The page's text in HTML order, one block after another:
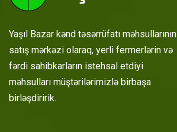
Yaşıl Bazar kənd təsərrüfatı məhsullarının
satış mərkəzi olaraq, yerli fermerlərin və
fərdi sahibkarların istehsal etdiyi
məhsulları müştərilərimizlə birbaşa
birləşdiririk.